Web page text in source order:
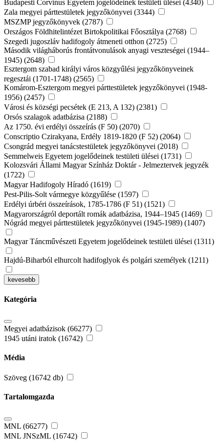
Budapesti Corvinus Egyetem jogelődeinek testületi ülései (4340)
Zala megyei párttestületek jegyzőkönyvei (3344)
MSZMP jegyzőkönyvek (2787)
Országos Földhitelintézet Birtokpolitikai Főosztálya (2768)
Szegedi jugoszláv hadifogoly átmeneti otthon (2725)
Második világháborús frontátvonulások anyagi veszteségei (1944–
1945) (2648)
Esztergom szabad királyi város közgyűlési jegyzőkönyveinek
regesztái (1701-1748) (2565)
Komárom-Esztergom megyei párttestületek jegyzőkönyvei (1948-
1956) (2457)
Városi és községi pecsétek (E 213, A 132) (2381)
Orsós szalagok adatbázisa (2188)
Az 1750. évi erdélyi összeírás (F 50) (2070)
Conscriptio Czirakyana, Erdély 1819-1820 (F 52) (2064)
Csongrád megyei tanácstestületek jegyzőkönyvei (2018)
Semmelweis Egyetem jogelődeinek testületi ülései (1731)
Kolozsvári Állami Magyar Színház Doktár - Jelmeztervek jegyzék
(1722)
Magyar Hadifogoly Híradó (1619)
Pest-Pilis-Solt vármegye közgyűlése (1597)
Erdélyi úrbéri összeírások, 1785-1786 (F 51) (1521)
Magyarországról deportált romák adatbázisa, 1944–1945 (1469)
Nógrád megyei párttestületek jegyzőkönyvei (1945-1989) (1407)
Magyar Táncművészeti Egyetem jogelődeinek testületi ülései (1311)
Hajdú-Biharból elhurcolt hadifoglyok és polgári személyek (1211)
kevesebb
Kategória
Megyei adatbázisok (66277)
1945 utáni iratok (16742)
Média
Szöveg (16742 db)
Tartalomgazda
MNL (66277)
MNL JNSzML (16742)